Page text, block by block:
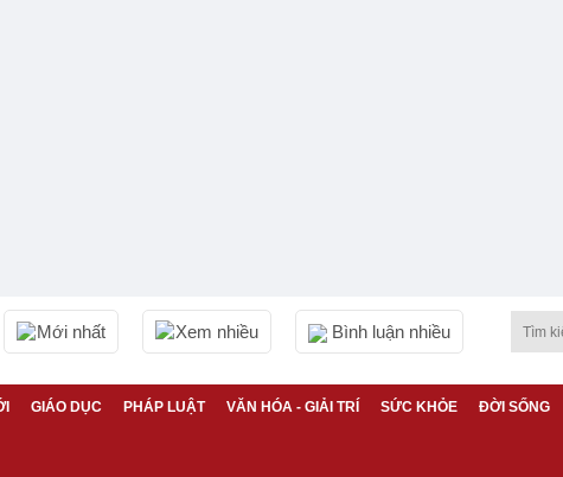
Mới nhất Xem nhiều Bình luận nhiều
GIÁO DỤC PHÁP LUẬT VĂN HÓA - GIẢI TRÍ SỨC KHỎE ĐỜI SỐNG